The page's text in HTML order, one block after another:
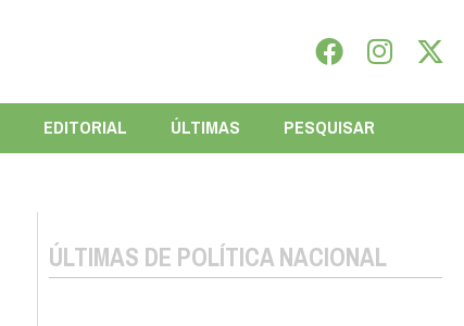
EDITORIAL ÚLTIMAS PESQUISAR
ÚLTIMAS DE POLÍTICA NACIONAL